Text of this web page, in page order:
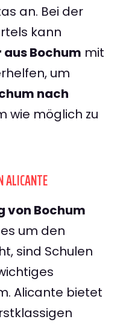
an. Bei der
kann
Bochum mit
um
nach
wie möglich zu
ALICANTE
von Bochum
um den
sind Schulen
Alicante bietet